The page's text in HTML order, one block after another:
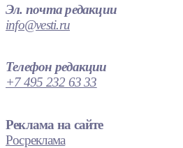
Эл. почта редакции
info@vesti.ru
Телефон редакции
+7 495 232 63 33
Реклама на сайте
Росреклама